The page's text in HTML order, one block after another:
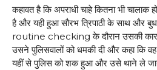
कहावत है कि अपराधी चाहे कितना भी चालाक
है और यही हुआ सौरभ त्रिपाठी के साथ और
routine checking के दौरान उसकी कार
उसने पुलिसवालों को धमकी दी और कहा कि
यहीं से पुलिस को शक हुआ और उसे थाने ले